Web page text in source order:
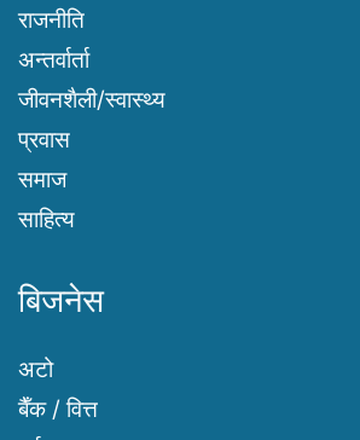
राजनीति
अन्तर्वार्ता
जीवनशैली/स्वास्थ्य
प्रवास
समाज
साहित्य
बिजनेस
अटो
बैँक / वित्त